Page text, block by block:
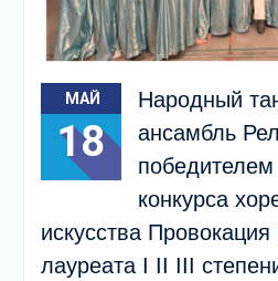
МАЙ
18
Народный
ансамбль
победителем
конкурса
искусства
лауреата I II III